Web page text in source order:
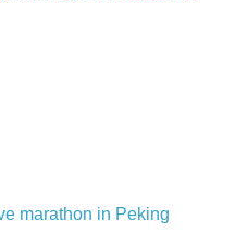
marathon in Peking